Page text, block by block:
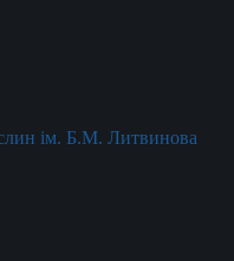
ім. Б.М. Литвинова